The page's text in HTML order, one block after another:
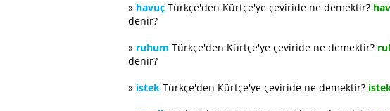
» havuç Türkçe'den Kürtçe'ye çeviride ne demektir?
denir?
» ruhum Türkçe'den Kürtçe'ye çeviride ne demektir?
denir?
» istek Türkçe'den Kürtçe'ye çeviride ne demektir?